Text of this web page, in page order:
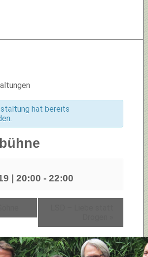
hat bereits
| 20:00 - 22:00